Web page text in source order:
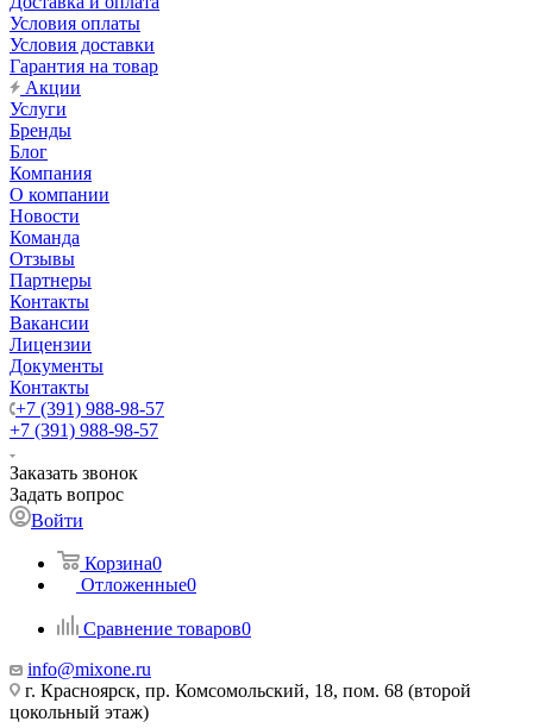
Условия оплаты
Условия доставки
Гарантия на товар
Акции
Услуги
Бренды
Блог
Компания
О компании
Новости
Команда
Отзывы
Партнеры
Контакты
Вакансии
Лицензии
Документы
Контакты
+7 (391) 988-98-57
+7 (391) 988-98-57
Заказать звонок
Задать вопрос
Войти
Корзина0
Отложенные0
Сравнение товаров0
info@mixone.ru
г. Красноярск, пр. Комсомольский, 18, пом. 68 (второй
цокольный этаж)